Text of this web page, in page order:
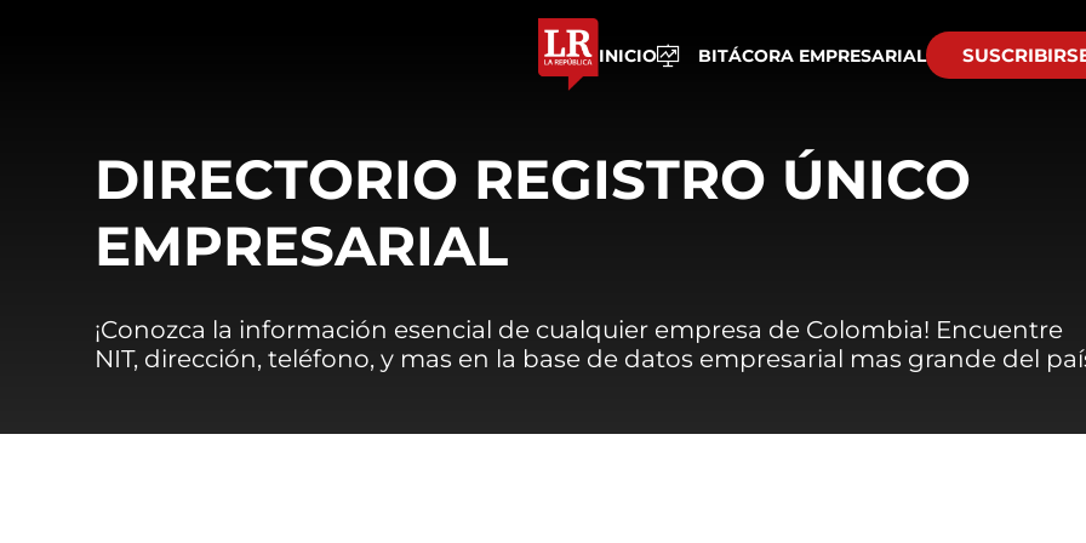
INICIO BITÁCORA EMPRESARIAL
DIRECTORIO REGISTRO ÚNICO
EMPRESARIAL
¡Conozca la información esencial de cualquier empresa de Colombia! Encuentre
NIT, dirección, teléfono, y mas en la base de datos empresarial mas grande del